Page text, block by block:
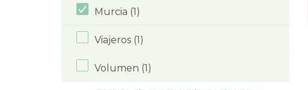
Murcia (1)
Viajeros (1)
Volumen (1)